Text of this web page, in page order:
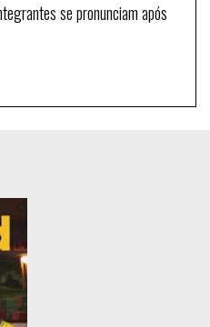
se pronunciam após